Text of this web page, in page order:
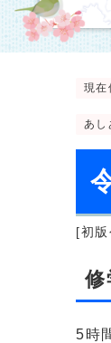
現在
あし
[初
修
5時